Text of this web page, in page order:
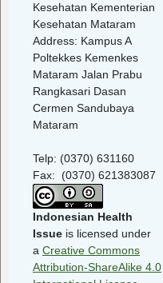
Kesehatan Kementerian
Kesehatan Mataram
Address: Kampus A
Poltekkes Kemenkes
Mataram Jalan Prabu
Rangkasari Dasan
Cermen Sandubaya
Mataram
Telp: (0370) 631160
Fax: (0370) 621383087
Indonesian Health
Issueis licensed under
a Creative Commons
Attribution-ShareAlike 4.0